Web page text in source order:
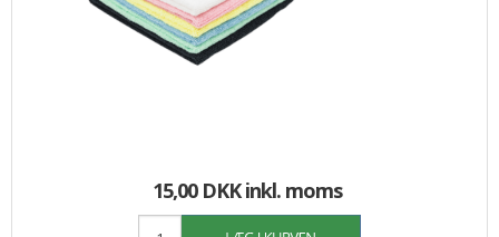
15,00 DKKinkl. moms